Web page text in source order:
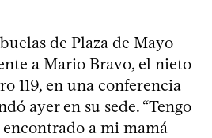
de Plaza de Mayo
a Mario Bravo, el nieto
119, en una conferencia
ayer en su sede. “Tengo
a mi mamá